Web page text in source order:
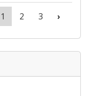
1 2 3 ›